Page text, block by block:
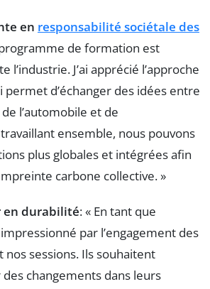
en responsabilité sociétale des
de formation est
l’industrie. J’ai apprécié l’approche
d’échanger des idées entre
l’automobile et de
ensemble, nous pouvons
plus globales et intégrées afin
carbone collective. »
en durabilité: « En tant que
par l’engagement des
sessions. Ils souhaitent
changements dans leurs